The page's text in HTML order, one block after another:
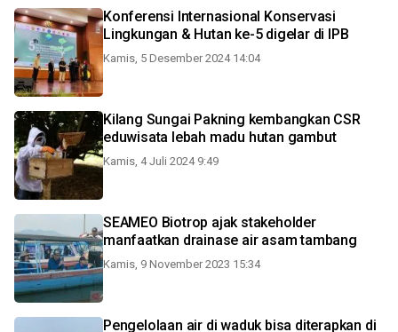
Konferensi Internasional Konservasi
Lingkungan & Hutan ke-5 digelar di IPB
Kamis, 5 Desember 2024 14:04
Kilang Sungai Pakning kembangkan CSR
eduwisata lebah madu hutan gambut
Kamis, 4 Juli 2024 9:49
SEAMEO Biotrop ajak stakeholder
manfaatkan drainase air asam tambang
Kamis, 9 November 2023 15:34
Pengelolaan air di waduk bisa diterapkan di